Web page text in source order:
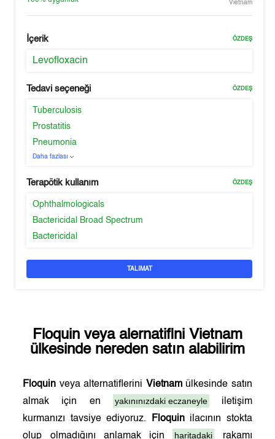
Vietnam
İçerik ÖZDEŞ
Levofloxacin
Tedavi seçeneği ÖZDEŞ
Tuberculosis
Prostatitis
Pneumonia
Daha fazlası
Terapötik kullanım ÖZDEŞ
Ophthalmologicals
Bactericidal Broad Spectrum
Bactericidal
TALIMAT
Floquin veya alernatifini Vietnam
ülkesinde nereden satın alabilirim
Floquin veya alternatiflerini Vietnamülkesinde satın
almak için en
yakınınızdaki eczaneyle
iletişim
kurmanızı tavsiye ediyoruz.
Floquinilacının stokta
olup olmadığını anlamak için
haritadaki rakamı